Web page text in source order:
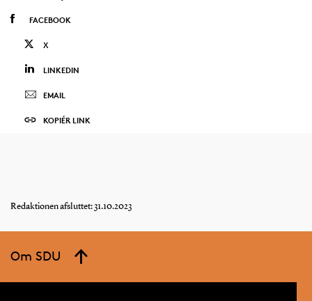
FACEBOOK
X
LINKEDIN
EMAIL
KOPIÉR LINK
Redaktionen afsluttet: 31.10.2023
Om SDU